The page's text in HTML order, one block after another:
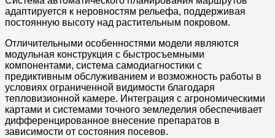
адаптируется к неровностям рельефа, поддерживая
постоянную высоту над растительным покровом.
Отличительными особенностями модели являются
модульная конструкция с быстросъемными
компонентами, система самодиагностики с
предиктивным обслуживанием и возможность работы в
условиях ограниченной видимости благодаря
тепловизионной камере. Интеграция с агрономическими
картами и системами точного земледелия обеспечивает
дифференцированное внесение препаратов в
зависимости от состояния посевов.